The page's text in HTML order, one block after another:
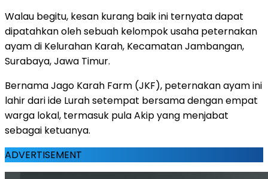
Walau begitu, kesan kurang baik ini ternyata dapat
dipatahkan oleh sebuah kelompok usaha peternakan
ayam di Kelurahan Karah, Kecamatan Jambangan,
Surabaya, Jawa Timur.
Bernama Jago Karah Farm (JKF), peternakan ayam ini
lahir dari ide Lurah setempat bersama dengan empat
warga lokal, termasuk pula Akip yang menjabat
sebagai ketuanya.
ADVERTISEMENT